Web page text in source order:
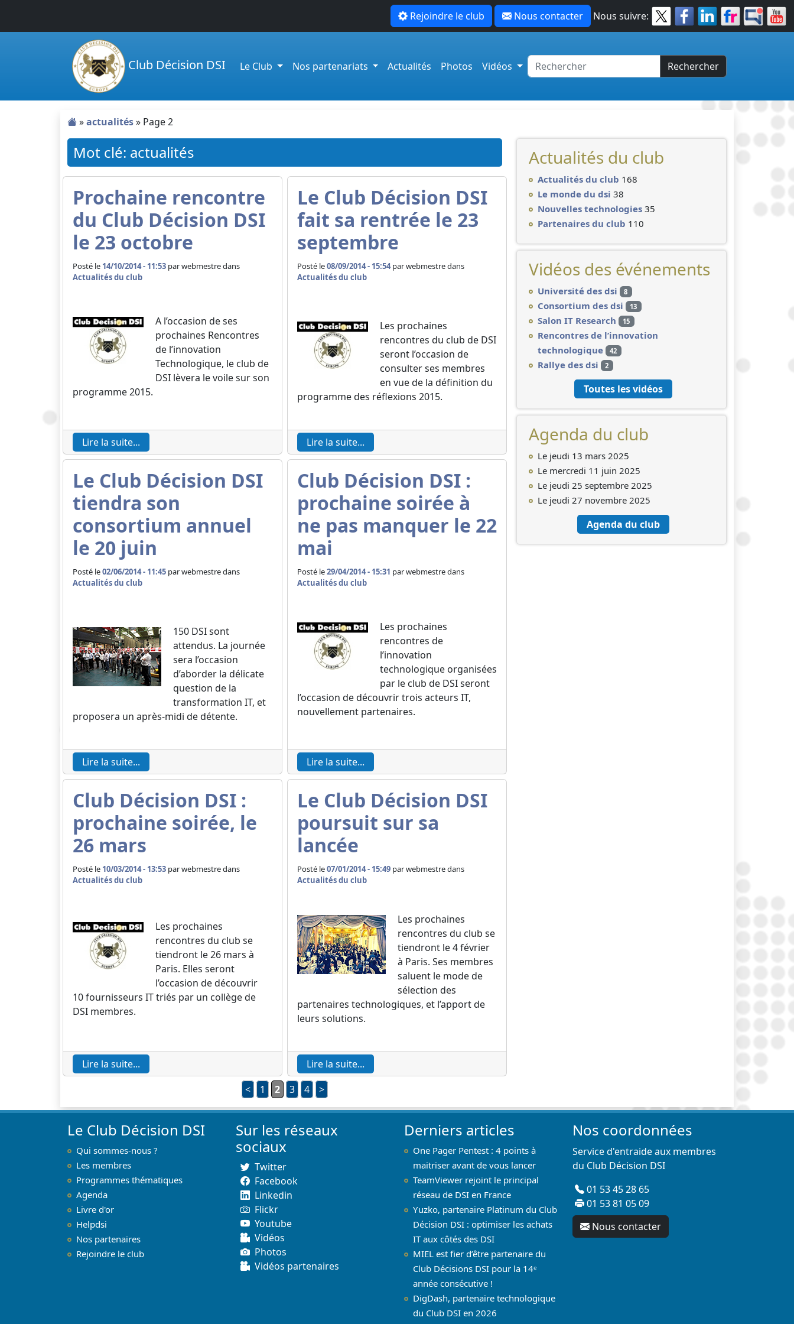
Rejoindre le club Nous contacter Nous suivre:
Club Décision DSI Le Club Nos partenariats Actualités Photos Vidéos Rechercher
»actualités» Page 2
Mot clé: actualités
Prochaine rencontre
du Club Décision DSI
le 23 octobre
Posté le 14/10/2014 - 11:53 parwebmestre dans
Actualités du club
A l’occasion de ses
prochaines Rencontres
de l’innovation
Technologique, le club de
DSI lèvera le voile sur son
programme 2015.
Lire la suite...
Le Club Décision DSI
fait sa rentrée le 23
septembre
Posté le08/09/2014 - 15:54 parwebmestre dans
Actualités du club
Les prochaines
rencontres du club de DSI
seront l’occasion de
consulter ses membres
en vue de la définition du
programme des réflexions 2015.
Lire la suite...
Le Club Décision DSI
tiendra son
consortium annuel
le 20 juin
Posté le02/06/2014 - 11:45 parwebmestre dans
Actualités du club
150 DSI sont
attendus. La journée
sera l’occasion
d’aborder la délicate
question de la
transformation IT, et
proposera un après-midi de détente.
Lire la suite...
Club Décision DSI :
prochaine soirée à
ne pas manquer le 22
mai
Posté le29/04/2014 - 15:31 parwebmestre dans
Actualités du club
Les prochaines
rencontres de
l’innovation
technologique organisées
par le club de DSI seront
l’occasion de découvrir trois acteurs IT,
nouvellement partenaires.
Lire la suite...
Club Décision DSI :
prochaine soirée, le
26 mars
Posté le 10/03/2014 - 13:53 parwebmestre dans
Actualités du club
Les prochaines
rencontres du club se
tiendront le 26 mars à
Paris. Elles seront
l’occasion de découvrir
10 fournisseurs IT triés par un collège de
DSI membres.
Lire la suite...
Le Club Décision DSI
poursuit sur sa
lancée
Posté le07/01/2014 - 15:49 parwebmestre dans
Actualités du club
Les prochaines
rencontres du club se
tiendront le 4 février
à Paris. Ses membres
saluent le mode de
sélection des
partenaires technologiques, et l’apport de
leurs solutions.
Lire la suite...
<
1 2 3 4 >
Actualités du club
Actualités du club 168
Le monde du dsi 38
Nouvelles technologies 35
Partenaires du club 110
Vidéos des événements
Université des dsi 8
Consortium des dsi 13
Salon IT Research 15
Rencontres de l’innovation
technologique
42
Rallye des dsi 2
Toutes les vidéos
Agenda du club
Le jeudi 13 mars 2025
Le mercredi 11 juin 2025
Le jeudi 25 septembre 2025
Le jeudi 27 novembre 2025
Agenda du club
Le Club Décision DSI
Qui sommes-nous ?
Les membres
Programmes thématiques
Agenda
Livre d'or
Helpdsi
Nos partenaires
Rejoindre le club
Sur les réseaux
sociaux
Twitter
Facebook
Linkedin
Flickr
Youtube
Vidéos
Photos
Vidéos partenaires
Derniers articles
One Pager Pentest : 4 points à
maitriser avant de vous lancer
TeamViewer rejoint le principal
réseau de DSI en France
Yuzko, partenaire Platinum du Club
Décision DSI : optimiser les achats
IT aux côtés des DSI
MIEL est fier d’être partenaire du
Club Décisions DSI pour la 14ᵉ
année consécutive !
DigDash, partenaire technologique
du Club DSI en 2026
Nos coordonnées
Service d'entraide aux membres
du Club Décision DSI
01 53 45 28 65
01 53 81 05 09
Nous contacter